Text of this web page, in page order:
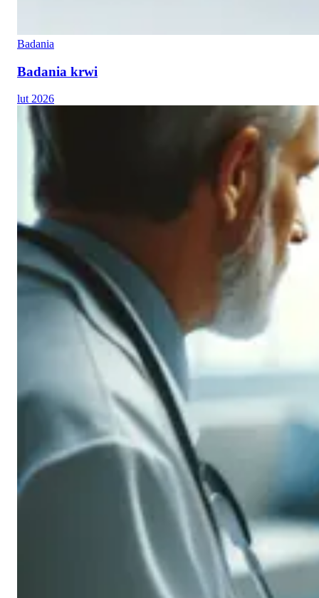
Badania
Badania krwi
lut 2026